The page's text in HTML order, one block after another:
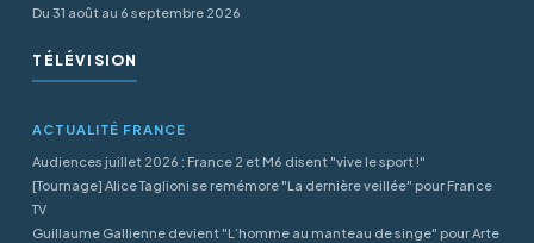
Du 31 août au 6 septembre 2026
TÉLÉVISION
ACTUALITÉ FRANCE
Audiences juillet 2026 : France 2 et M6 disent "vive le sport !"
[Tournage] Alice Taglioni se remémore "La dernière veillée" pour France
TV
Guillaume Gallienne devient "L’homme au manteau de singe" pour Arte